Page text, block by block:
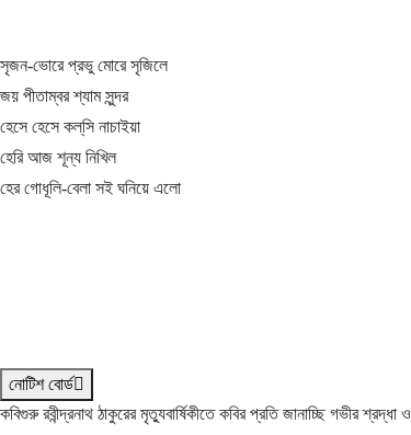
সৃজন-ভোরে প্রভু মোরে সৃজিলে
জয় পীতাম্বর শ্যাম সুন্দর
হেসে হেসে কল্‌সি নাচাইয়া
হেরি আজ শূন্য নিখিল
হের গোধূলি-বেলা সই ঘনিয়ে এলো
নোটিশ বোর্ড
কবিগুরু রবীন্দ্রনাথ ঠাকুরের মৃত্যুবার্ষিকীতে কবির প্রতি জানাচ্ছি গভীর